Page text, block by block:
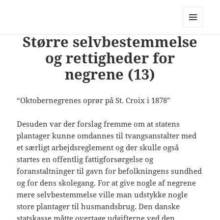
PhotoStory – en rejse i billeder og
OG
WIDGETS
Større selvbestemmelse
og rettigheder for
negrene (13)
“Oktobernegrenes oprør på St. Croix i 1878”
Desuden var der forslag fremme om at statens
plantager kunne omdannes til tvangsanstalter med
et særligt arbejdsreglement og der skulle også
startes en offentlig fattigforsørgelse og
foranstaltninger til gavn for befolkningens sundhed
og for dens skolegang. For at give nogle af negrene
mere selvbestemmelse ville man udstykke nogle
store plantager til husmandsbrug. Den danske